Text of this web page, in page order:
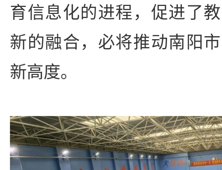
育信息化的进程，促进了
新的融合，必将推动南阳
新高度。